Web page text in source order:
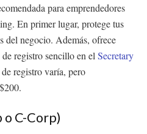
para emprendedores
En primer lugar, protege tus
del negocio. Además, ofrece
registro sencillo en el Secretary
registro varía, pero
C-Corp)